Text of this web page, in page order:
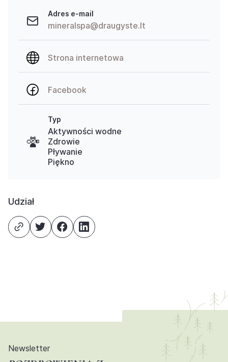
Adres e-mail
mineralspa@draugyste.lt
Strona internetowa
Facebook
Typ
Aktywności wodne
Zdrowie
Pływanie
Piękno
Udział
Newsletter